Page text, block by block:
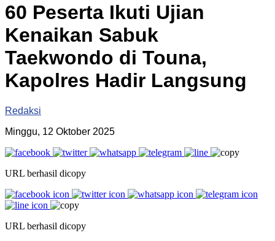
60 Peserta Ikuti Ujian
Kenaikan Sabuk
Taekwondo di Touna,
Kapolres Hadir Langsung
Redaksi
Minggu, 12 Oktober 2025
URL berhasil dicopy
URL berhasil dicopy